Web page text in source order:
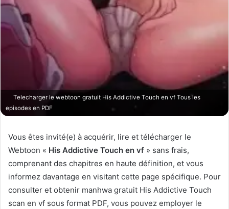
Telecharger le webtoon gratuit His Addictive Touch en vf Tous les
episodes en PDF
Vous êtes invité(e) à acquérir, lire et télécharger le
Webtoon « His Addictive Touch en vf » sans frais,
comprenant des chapitres en haute définition, et vous
informez davantage en visitant cette page spécifique. Pour
consulter et obtenir manhwa gratuit His Addictive Touch
scan en vf sous format PDF, vous pouvez employer le